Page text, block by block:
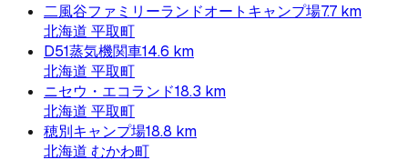
二風谷ファミリーランドオートキャンプ場7.7 km
北海道 平取町
D51蒸気機関車14.6 km
北海道 平取町
ニセウ・エコランド18.3 km
北海道 平取町
穂別キャンプ場18.8 km
北海道 むかわ町